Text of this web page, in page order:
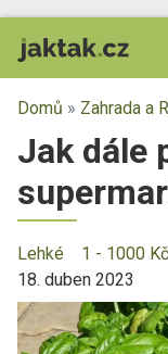
Domů » Zahrada a
Jak dále
Lehké 1 - 1000 Kč
18. duben 2023